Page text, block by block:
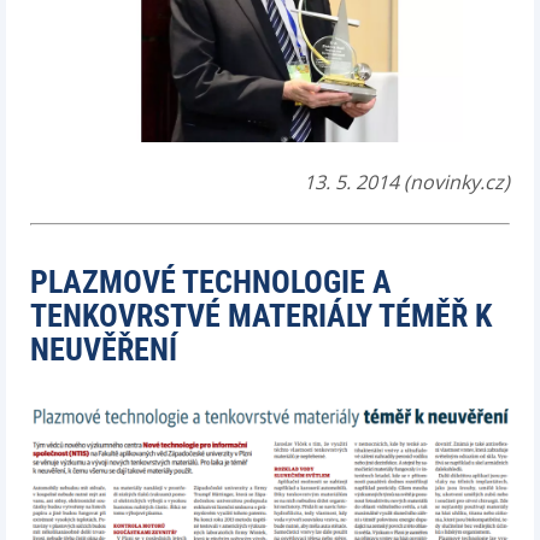
13. 5. 2014 (novinky.cz)
PLAZMOVÉ TECHNOLOGIE A
TENKOVRSTVÉ MATERIÁLY TÉMĚŘ K
NEUVĚŘENÍ